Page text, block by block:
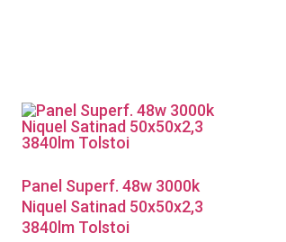
Panel Superf. 48w 3000k
Niquel Satinad 50x50x2,3
3840lm Tolstoi